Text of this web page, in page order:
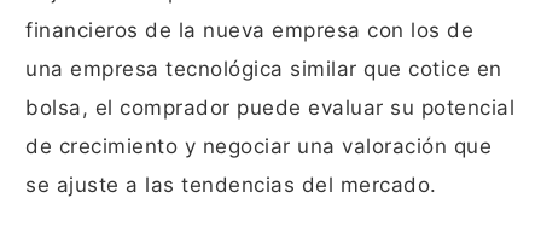
financieros de la nueva empresa con los de
una empresa tecnológica similar que cotice en
bolsa, el comprador puede evaluar su potencial
de crecimiento y negociar una valoración que
se ajuste a las tendencias del mercado.